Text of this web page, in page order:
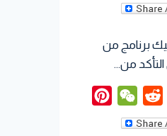
برنامج من
التأكد من…
Reddit
WeChat